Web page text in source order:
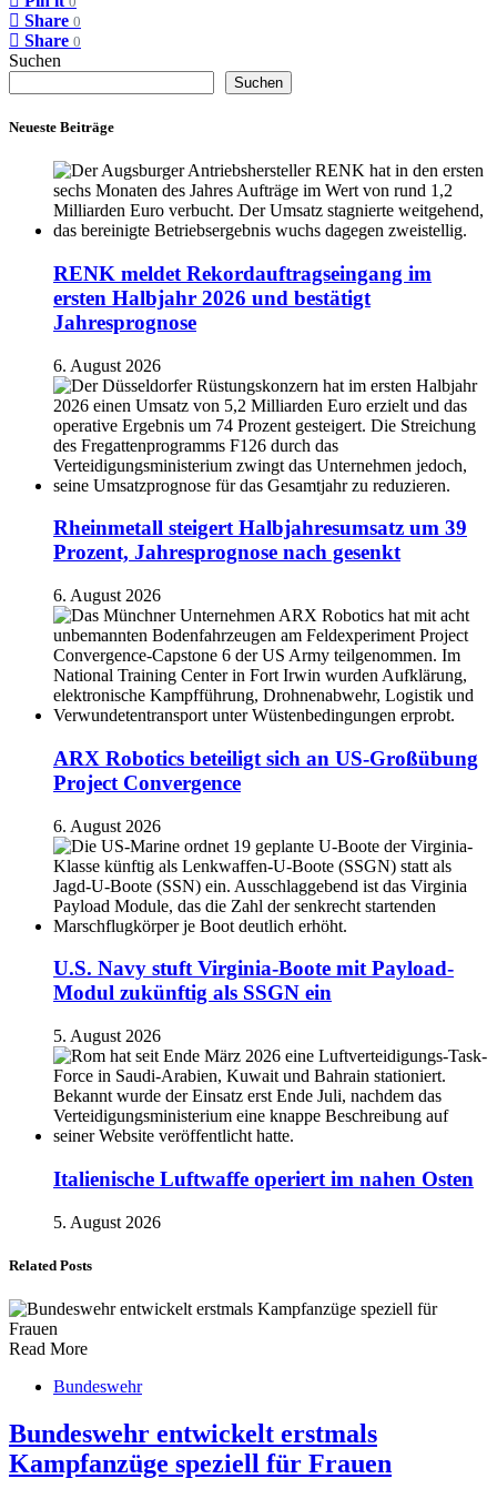
Share 0
Share 0
Suchen
Suchen
Neueste Beiträge
RENK meldet Rekordauftragseingang im
ersten Halbjahr 2026 und bestätigt
Jahresprognose
6. August 2026
Rheinmetall steigert Halbjahresumsatz um 39
Prozent, Jahresprognose nach gesenkt
6. August 2026
ARX Robotics beteiligt sich an US-Großübung
Project Convergence
6. August 2026
U.S. Navy stuft Virginia-Boote mit Payload-
Modul zukünftig als SSGN ein
5. August 2026
Italienische Luftwaffe operiert im nahen Osten
5. August 2026
Related Posts
Read More
Bundeswehr
Bundeswehr entwickelt erstmals
Kampfanzüge speziell für Frauen